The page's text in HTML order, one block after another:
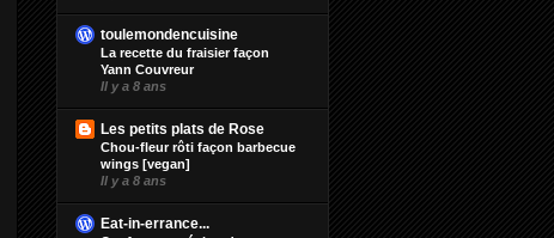
toulemondencuisine
La recette du fraisier façon
Yann Couvreur
Il y a 8 ans
Les petits plats de Rose
Chou-fleur rôti façon barbecue
wings [vegan]
Il y a 8 ans
Eat-in-errance...